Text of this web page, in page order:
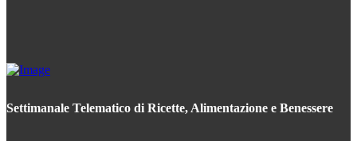
Settimanale Telematico di Ricette, Alimentazione e Benessere